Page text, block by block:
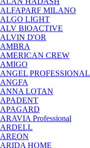
ALFAPARF MILANO
ALGO LIGHT
ALV BIOACTIVE
ALVIN D'OR
AMBRA
AMERICAN CREW
AMIGO
ANGEL PROFESSIONAL
ANGFA
ANNA LOTAN
APADENT
APAGARD
ARAVIA Professional
ARDELL
AREON
ARIDA HOME